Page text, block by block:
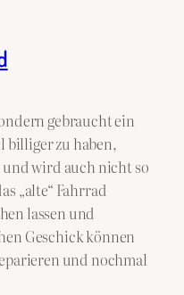
gebraucht ein
billiger zu haben,
und wird auch nicht so
„alte“ Fahrrad
lassen und
Geschick können
und nochmal